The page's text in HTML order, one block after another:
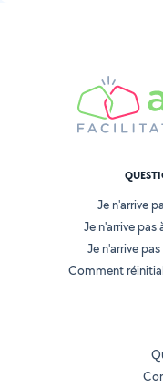
Je n'arrive
Je n'arrive
Je n'arrive
Comment